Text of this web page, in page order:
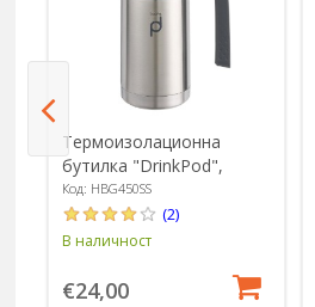
Термоизолационна
бутилка "DrinkPod",
изработена от
неръждаема стомана,
0,45 L, Цвят сребро -
Код: HBG450SS
(2)
В наличност
€24,00